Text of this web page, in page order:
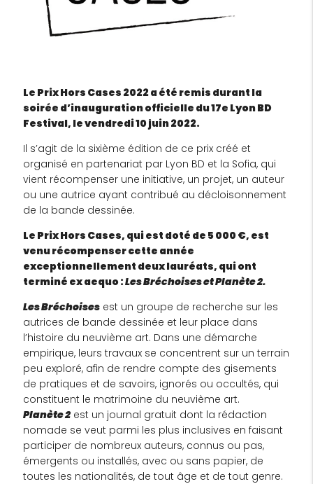
Le Prix Hors Cases 2022 a été remis durant la
soirée d’inauguration officielle du 17e Lyon BD
Festival, le vendredi 10 juin 2022.
Il s’agit de la sixième édition de ce prix créé et
organisé en partenariat par Lyon BD et la Sofia, qui
vient récompenser une initiative, un projet, un auteur
ou une autrice ayant contribué au décloisonnement
de la bande dessinée.
Le Prix Hors Cases, qui est doté de 5 000 €, est
venu récompenser cette année
exceptionnellement deux lauréats, qui ont
terminé ex aequo :Les Bréchoises et Planète 2.
Les Bréchoises est un groupe de recherche sur les
autrices de bande dessinée et leur place dans
l’histoire du neuvième art. Dans une démarche
empirique, leurs travaux se concentrent sur un terrain
peu exploré, afin de rendre compte des gisements
de pratiques et de savoirs, ignorés ou occultés, qui
constituent le matrimoine du neuvième art.
Planète 2 est un journal gratuit dont la rédaction
nomade se veut parmi les plus inclusives en faisant
participer de nombreux auteurs, connus ou pas,
émergents ou installés, avec ou sans papier, de
toutes les nationalités, de tout âge et de tout genre.